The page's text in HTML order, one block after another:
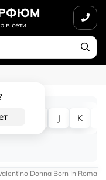
в сети
J K
Donna Born In Roma